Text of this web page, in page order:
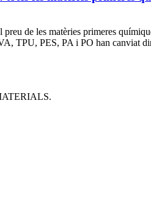
de les matèries primeres
TPU, PES, PA i PO han canviat